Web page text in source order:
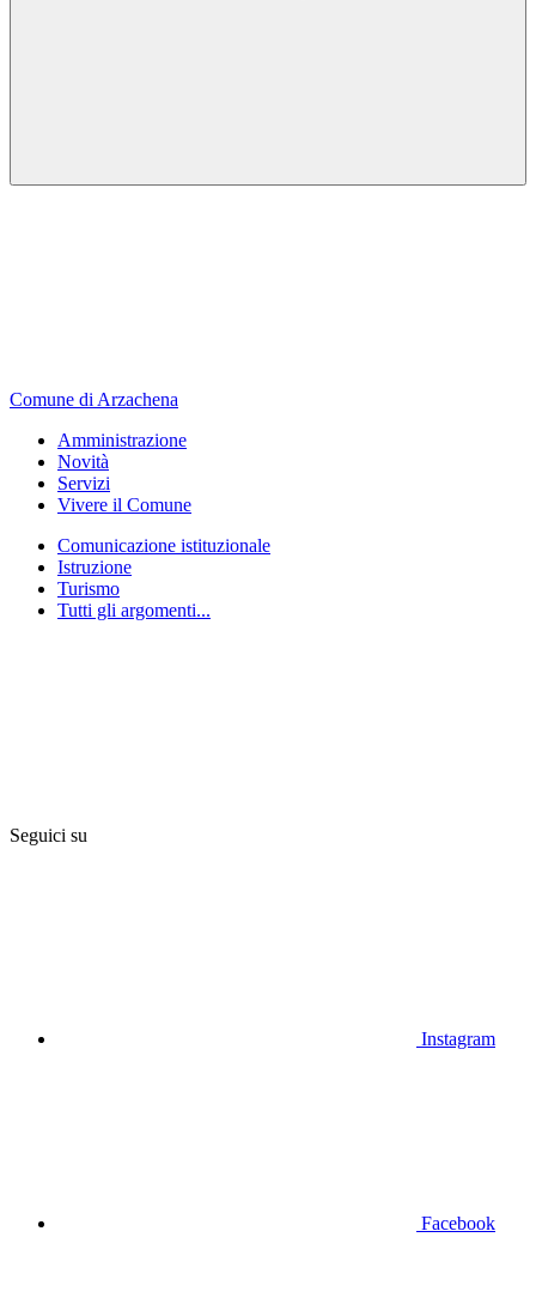
Comune di Arzachena
Amministrazione
Novità
Servizi
Vivere il Comune
Comunicazione istituzionale
Istruzione
Turismo
Tutti gli argomenti...
Seguici su
Instagram
Facebook